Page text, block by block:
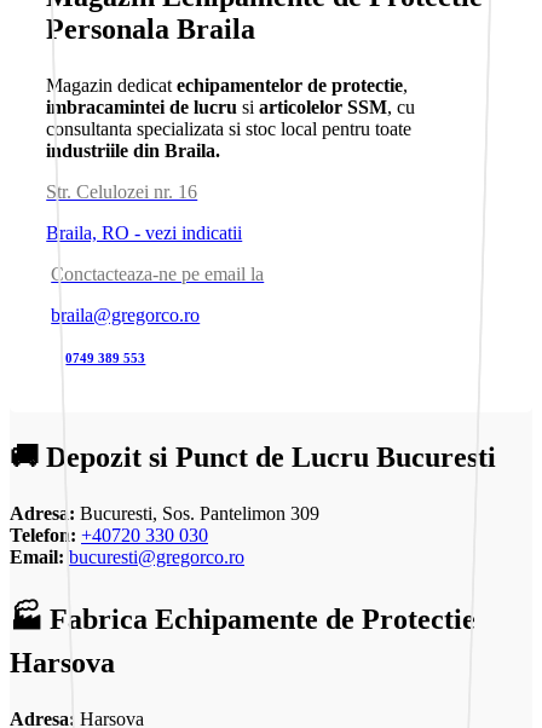
Personala Braila
Magazin dedicatechipamentelor de protectie,
imbracamintei de lucru siarticolelor SSM, cu
consultanta specializata si stoc local pentru toate
industriile din Braila.
Str. Celulozei nr. 16
Braila, RO - vezi indicatii
Conctacteaza-ne pe email la
braila@gregorco.ro
0749 389 553
🚚 Depozit si Punct de Lucru Bucuresti
Adresa: Bucuresti, Sos. Pantelimon 309
Telefon: +40720 330 030
Email: bucuresti@gregorco.ro
🏭 Fabrica Echipamente de Protectie
Harsova
Adresa: Harsova